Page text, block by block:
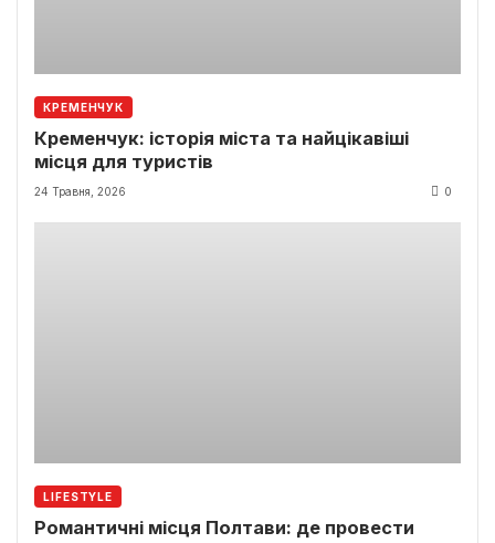
КРЕМЕНЧУК
Кременчук: історія міста та найцікавіші
місця для туристів
24 Травня, 2026 0
LIFESTYLE
Романтичні місця Полтави: де провести